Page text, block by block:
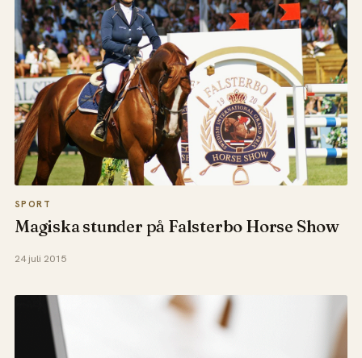
SPORT
Magiska stunder på Falsterbo Horse Show
24 juli 2015